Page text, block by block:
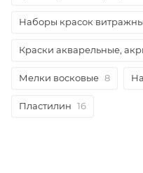
Наборы красок
Краски акварельные,
Мелки восковые 8
Пластилин 16